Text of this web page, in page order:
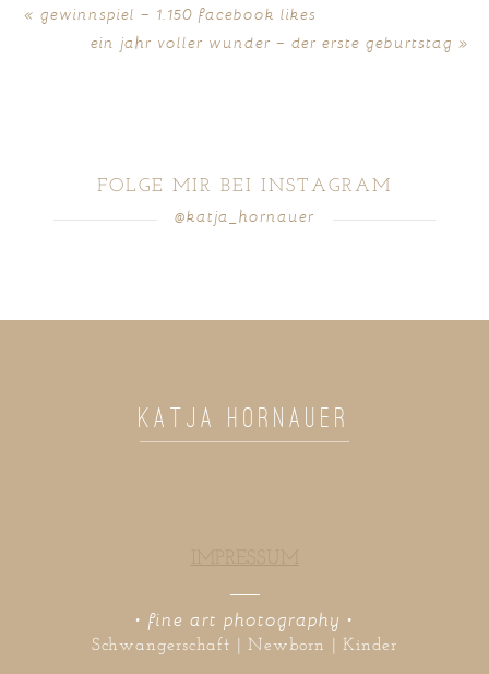
« gewinnspiel – 1.150 facebook likes
ein jahr voller wunder – der erste geburtstag »
FOLGE MIR BEI INSTAGRAM
@katja_hornauer
KATJA HORNAUER
IMPRESSUM
Schwangerschaft | Newborn | Kinder
• fine art photography •